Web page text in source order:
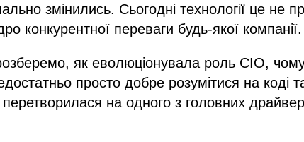
змінились. Сьогодні технології це не
​​конкурентної переваги будь-якої компанії.
як еволюціонувала роль CIO,
просто добре розумітися на коді
перетворилася на одного з головних